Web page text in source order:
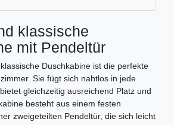
klassische
mit Pendeltür
Duschkabine ist die perfekte
Sie fügt sich nahtlos in jede
gleichzeitig ausreichend Platz und
besteht aus einem festen
zweigeteilten Pendeltür, die sich leicht